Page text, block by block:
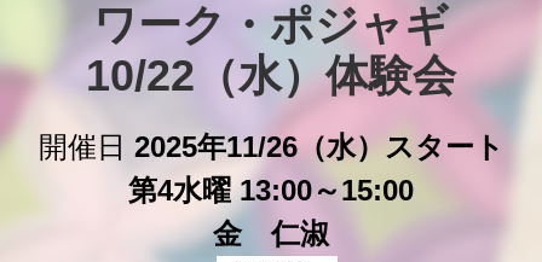
ワーク・ポジャギ
10/22（水）体験会
開催日 2025年11/26（水）スタート
第4水曜 13:00～15:00
金 仁淑